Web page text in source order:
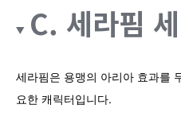
C. 세라핌
세라핌은 용맹의 아리아 효과를
요한 캐릭터입니다.